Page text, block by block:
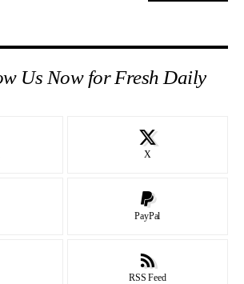
Us Now for Fresh Daily
X
PayPal
RSS Feed